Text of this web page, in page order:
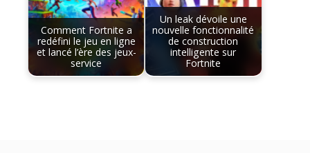
Comment Fortnite a
redéfini le jeu en ligne
et lancé l’ère des jeux-
service
Un leak dévoile une
nouvelle fonctionnalité
de construction
intelligente sur
Fortnite